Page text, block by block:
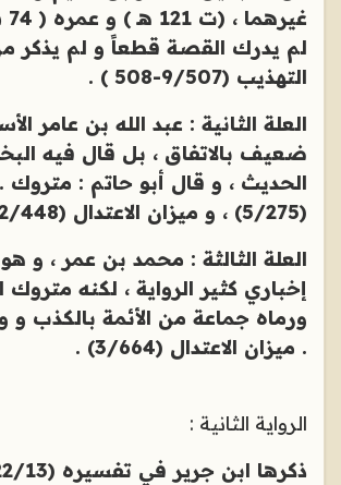
لم يدرك القصة قطعاً و لم يذكر
التهذيب (9/507-508 ) .
العلة الثانية : عبد الله بن عامر
ضعيف بالاتفاق ، بل قال فيه
الحديث ، و قال أبو حاتم : متروك
(5/275) ، و ميزان الاعتدال (2/448) .
العلة الثالثة : محمد بن عمر ، و هو
إخباري كثير الرواية ، لكنه متروك
ورماه جماعة من الأئمة بالكذب
. ميزان الاعتدال (3/664) .
الرواية الثانية :